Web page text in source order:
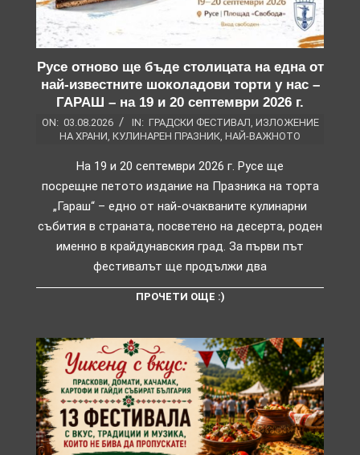
Русе отново ще бъде столицата на една от
най-известните шоколадови торти у нас –
ГАРАШ – на 19 и 20 септември 2026 г.
ON: 03.08.2026 IN: ГРАДСКИ ФЕСТИВАЛ ИЗЛОЖЕНИЕ
НА ХРАНИ КУЛИНАРЕН ПРАЗНИК НАЙ-ВАЖНОТО
На 19 и 20 септември 2026 г. Русе ще
посрещне петото издание на Празника на торта
„Гараш“ – едно от най-очакваните кулинарни
събития в страната, посветено на десерта, роден
именно в крайдунавския град. За първи път
фестивалът ще продължи два
ПРОЧЕТИ ОЩЕ :)